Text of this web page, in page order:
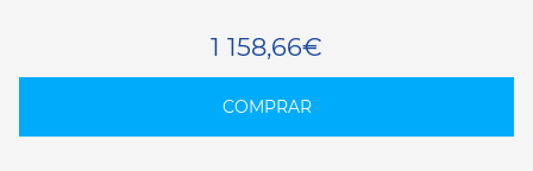
1 158,66€
COMPRAR